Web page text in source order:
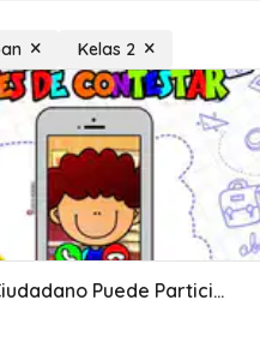
Kelas 2
Todo Ciudadano Puede Participar